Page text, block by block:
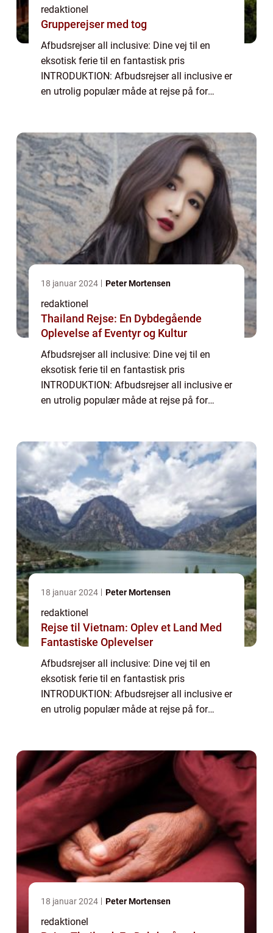
redaktionel
Grupperejser med tog
Afbudsrejser all inclusive: Dine vej til en
eksotisk ferie til en fantastisk pris
INTRODUKTION: Afbudsrejser all inclusive er
en utrolig populær måde at rejse på for
paradisstrand ell...
18 januar 2024 Peter Mortensen
redaktionel
Thailand Rejse: En Dybdegående
Oplevelse af Eventyr og Kultur
Afbudsrejser all inclusive: Dine vej til en
eksotisk ferie til en fantastisk pris
INTRODUKTION: Afbudsrejser all inclusive er
en utrolig populær måde at rejse på for
paradisstrand ell...
18 januar 2024 Peter Mortensen
redaktionel
Rejse til Vietnam: Oplev et Land Med
Fantastiske Oplevelser
Afbudsrejser all inclusive: Dine vej til en
eksotisk ferie til en fantastisk pris
INTRODUKTION: Afbudsrejser all inclusive er
en utrolig populær måde at rejse på for
paradisstrand ell...
18 januar 2024 Peter Mortensen
redaktionel